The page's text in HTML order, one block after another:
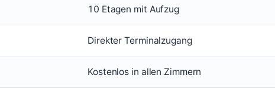
10 Etagen mit Aufzug
Direkter Terminalzugang
Kostenlos in allen Zimmern